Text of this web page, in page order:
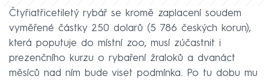
Čtyřiatřicetiletý rybář se kromě zaplacení soudem
vyměřené částky 250 dolarů (5 786 českých korun),
která poputuje do místní zoo, musí zúčastnit i
prezenčního kurzu o rybaření žraloků a dvanáct
měsíců nad ním bude viset podmínka. Po tu dobu mu